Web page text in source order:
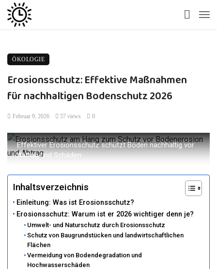
ÖKOLOGIE
Erosionsschutz: Effektive Maßnahmen
für nachhaltigen Bodenschutz 2026
Februar 9, 2026 57 views 0
Effektiver Erosionsschutz schützt Böden nachhaltig vor
Abtrag und Schäden
Inhaltsverzeichnis
Einleitung: Was ist Erosionsschutz?
Erosionsschutz: Warum ist er 2026 wichtiger denn je?
Umwelt- und Naturschutz durch Erosionsschutz
Schutz von Baugrundstücken und landwirtschaftlichen
Flächen
Vermeidung von Bodendegradation und
Hochwasserschäden